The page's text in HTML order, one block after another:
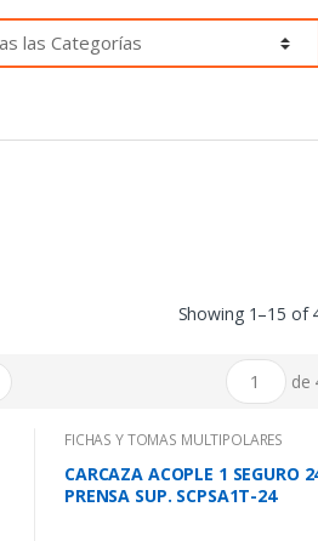
Showing 1–15 of
de
FICHAS Y TOMAS MULTIPOLARES
CARCAZA ACOPLE 1 SEGURO
PRENSA SUP. SCPSA1T-24